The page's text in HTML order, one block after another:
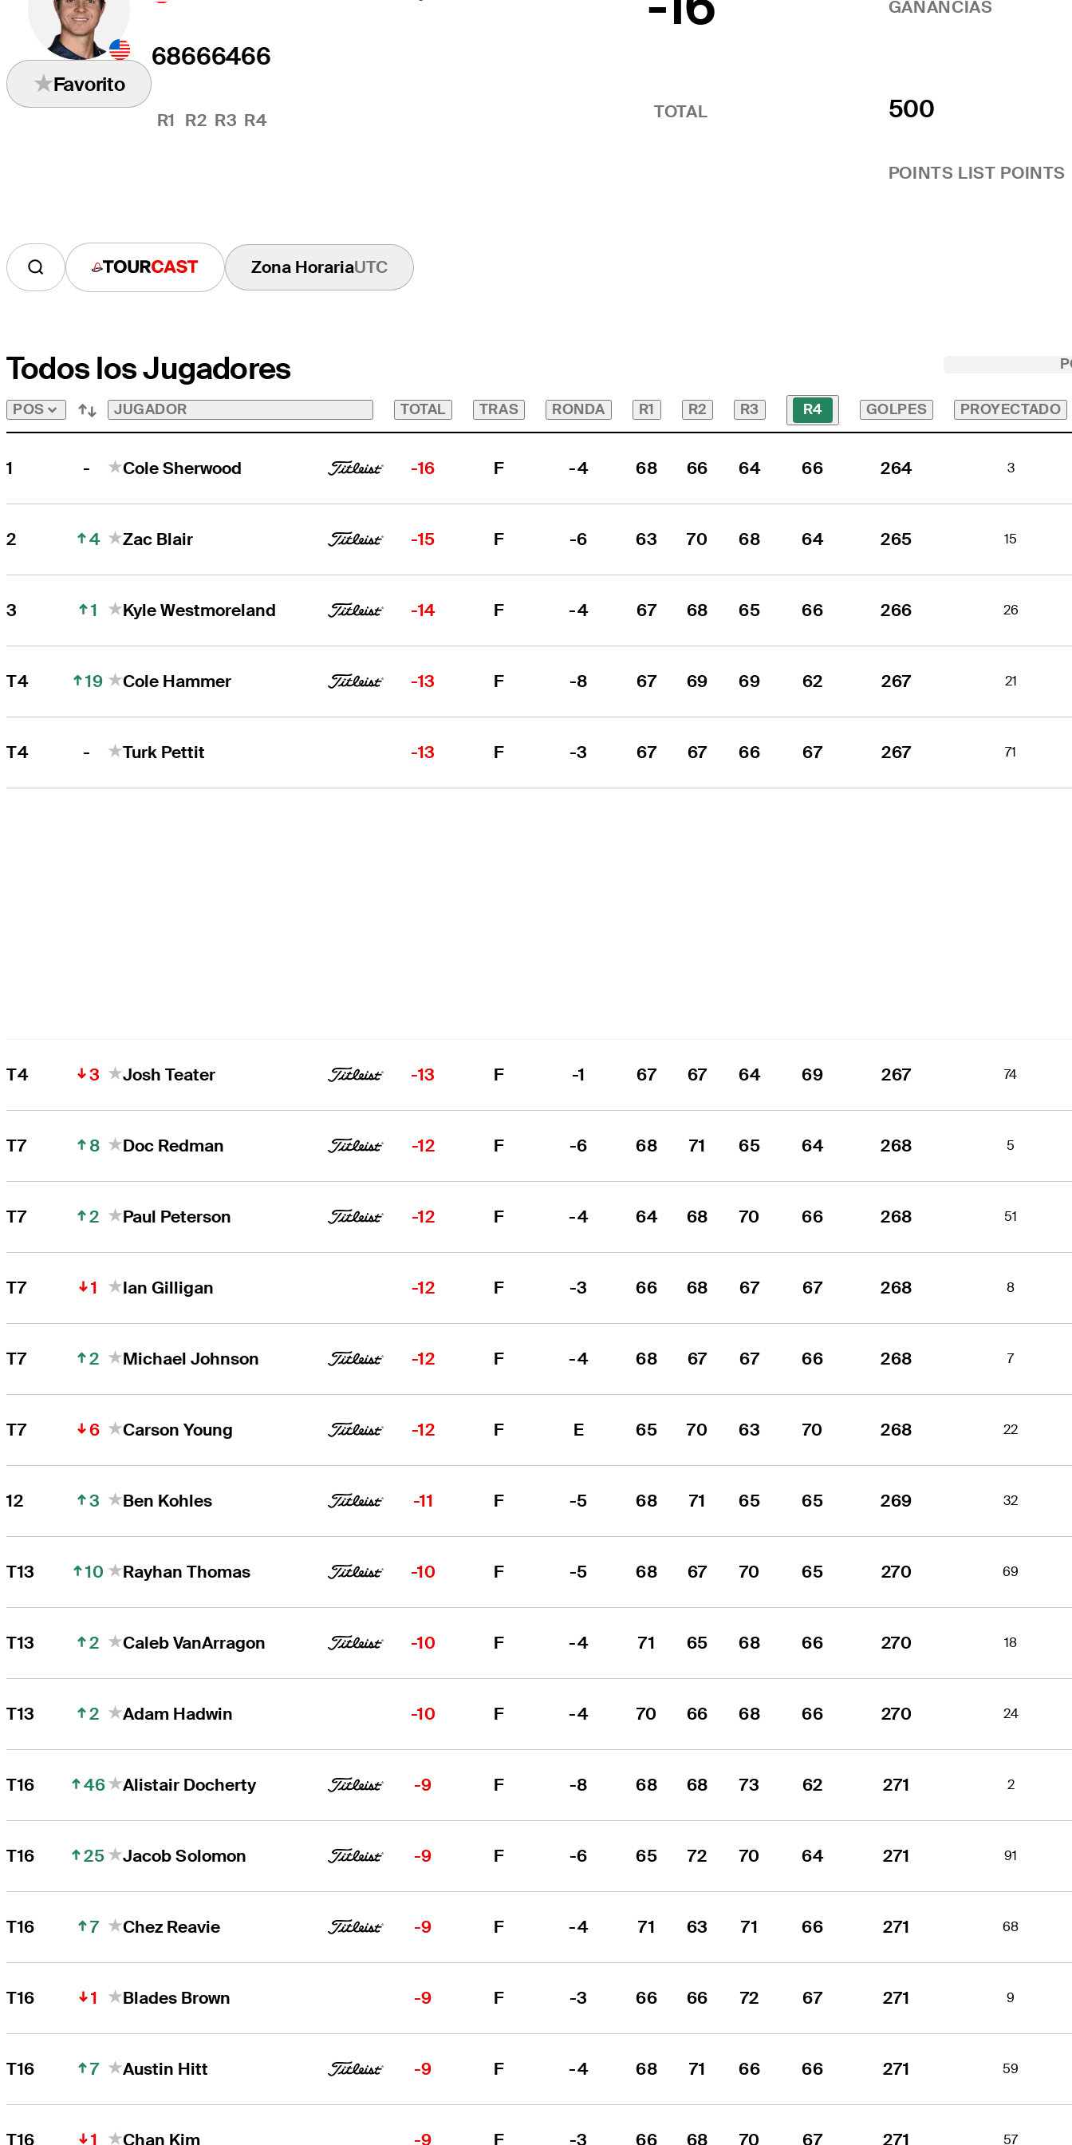
Favorito
68
R1
66
R2
64
R3
66
R4 TOTAL
GANANCIAS
500
POINTS LIST POINTS
Tourcast Zona HorariaUTC
Todos los Jugadores
POS JUGADOR TOTAL TRAS RONDA R1 R2 R3 R4 GOLPES PROYECTADO
1 - Cole Sherwood -16 F -4 68 66 64 66 264 3
2 4 Zac Blair -15 F -6 63 70 68 64 265 15
3 1 Kyle Westmoreland -14 F -4 67 68 65 66 266 26
T4 19 Cole Hammer -13 F -8 67 69 69 62 267 21
T4 - Turk Pettit -13 F -3 67 67 66 67 267 71
T4 3 Josh Teater -13 F -1 67 67 64 69 267 74
T7 8 Doc Redman -12 F -6 68 71 65 64 268 5
T7 2 Paul Peterson -12 F -4 64 68 70 66 268 51
T7 1 Ian Gilligan -12 F -3 66 68 67 67 268 8
T7 2 Michael Johnson -12 F -4 68 67 67 66 268 7
T7 6 Carson Young -12 F E 65 70 63 70 268 22
12 3 Ben Kohles -11 F -5 68 71 65 65 269 32
T13 10 Rayhan Thomas -10 F -5 68 67 70 65 270 69
T13 2 Caleb VanArragon -10 F -4 71 65 68 66 270 18
T13 2 Adam Hadwin -10 F -4 70 66 68 66 270 24
T16 46 Alistair Docherty -9 F -8 68 68 73 62 271 2
T16 25 Jacob Solomon -9 F -6 65 72 70 64 271 91
T16 7 Chez Reavie -9 F -4 71 63 71 66 271 68
T16 1 Blades Brown -9 F -3 66 66 72 67 271 9
T16 7 Austin Hitt -9 F -4 68 71 66 66 271 59
T16 1 Chan Kim -9 F -3 66 68 70 67 271 57